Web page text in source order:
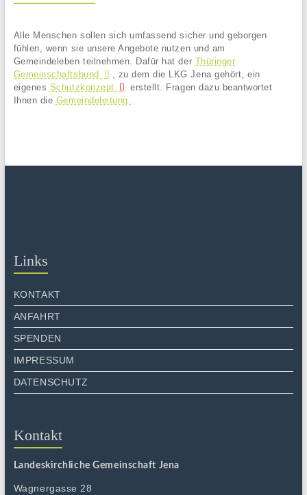
Alle Menschen sollen sich umfassend sicher und geborgen
fühlen, wenn sie unsere Angebote nutzen und am
Gemeindeleben teilnehmen. Dafür hat der Thüringer
Gemeinschaftsbund
, zu dem die LKG Jena gehört, ein
eigenes Schutzkonzept
erstellt. Fragen dazu beantwortet
Ihnen die Gemeindeleitung.
Links
KONTAKT
ANFAHRT
SPENDEN
IMPRESSUM
DATENSCHUTZ
Kontakt
Landeskirchliche Gemeinschaft Jena
Wagnergasse 28